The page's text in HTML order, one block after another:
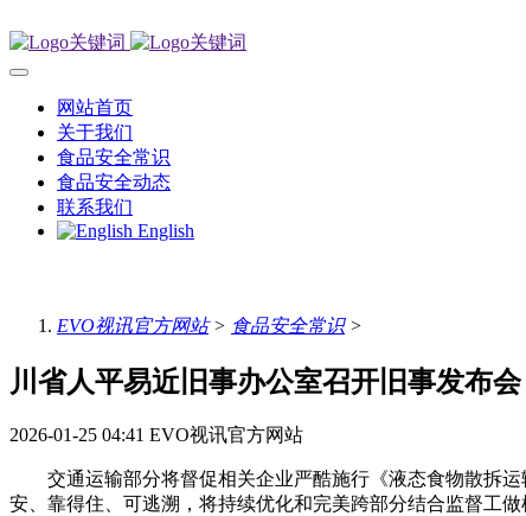
网站首页
关于我们
食品安全常识
食品安全动态
联系我们
English
EVO视讯官方网站> 食品安全常识>
川省人平易近旧事办公室召开旧事发布会
2026-01-25 04:41 EVO视讯官方网站
交通运输部分将督促相关企业严酷施行《液态食物散拆运
安、靠得住、可逃溯，将持续优化和完美跨部分结合监督工